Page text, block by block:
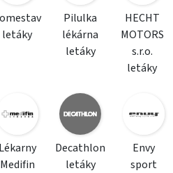
letáky
Pilulka
lékárna
letáky
HECHT
MOTORS
s.r.o.
letáky
Lékarny
Medifin
Decathlon
letáky
Envy
sport